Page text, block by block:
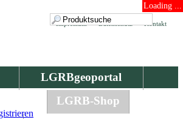
Loading ...
Kontakt
Datenschutz
Impressum
LGRBgeoportal
LGRB-Shop